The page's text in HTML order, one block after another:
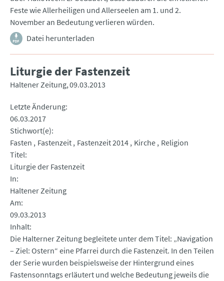
Feste wie Allerheiligen und Allerseelen am 1. und 2.
November an Bedeutung verlieren würden.
Datei herunterladen
Liturgie der Fastenzeit
Haltener Zeitung 09.03.2013
Letzte Änderung
06.03.2017
Stichwort(e)
Fasten
Fastenzeit Fastenzeit 2014 Kirche Religion
Titel
Liturgie der Fastenzeit
In
Haltener Zeitung
Am
09.03.2013
Inhalt
Die Halterner Zeitung begleitete unter dem Titel: „Navigation
– Ziel: Ostern“ eine Pfarrei durch die Fastenzeit. In den Teilen
der Serie wurden beispielsweise der Hintergrund eines
Fastensonntags erläutert und welche Bedeutung jeweils die